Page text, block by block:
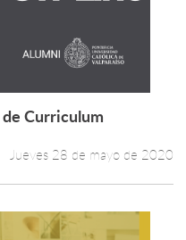
Leer más +
Curriculum
Jueves 28 de mayo de 2020